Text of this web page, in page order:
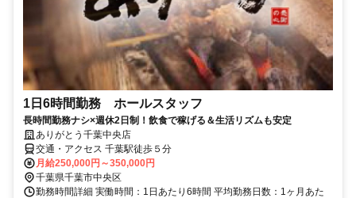
1日6時間勤務 ホールスタッフ
長時間勤務ナシ×週休2日制！飲食で稼げる＆生活リズムも安定
ありがとう千葉中央店
交通・アクセス 千葉駅徒歩５分
月給250,000円～350,000円
千葉県千葉市中央区
勤務時間詳細 実働時間：1日あたり6時間 平均勤務日数：1ヶ月あた